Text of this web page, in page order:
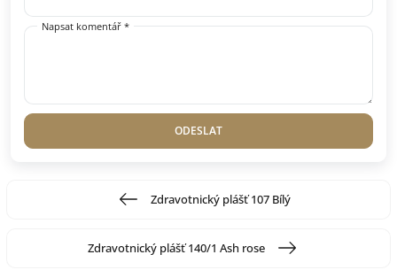
Napsat komentář *
ODESLAT
Zdravotnický plášť 107 Bílý
Zdravotnický plášť 140/1 Ash rose